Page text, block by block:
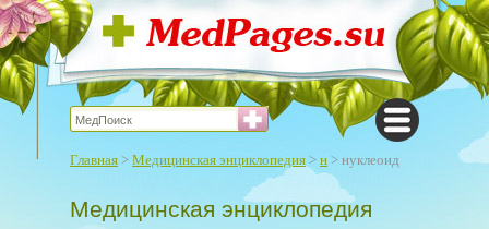
Главная > Медицинская энциклопедия > н > нуклеоид
Медицинская энциклопедия